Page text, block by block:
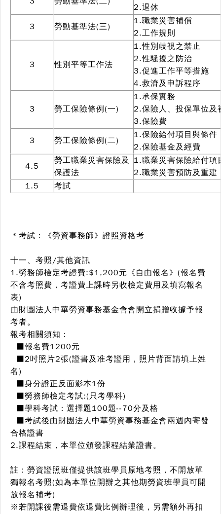
2.退休
3
勞動基準法(三)
1.職業災害補償
2.工作規則
3 性別平等工作法
1.性別歧視之禁止
2.性騷擾之防治
3.促進工作平等措施
4.救濟及申訴程序
3 勞工保險條例(一)
1.承保實務
2.保險人、投保單位及
3.保險費
3
勞工保險條例(二)
1.保險給付項目與條件
2.保險基金及經費
4.5
勞工職業災害保險及
保護法
1.職業災害保險給付項
2.職業災害預防及重建
1.5
考試
＊考試：《勞資事務師》證照資格考
十一、考照/其他資訊
1.勞務師檢定考證費:$1,200元 《自由報名》(報名費
不含考照費，考證費上課時另收檢定費用及填寫報名
表)
由財團法人中華勞資事務基金會會開立捐贈收據予報
考者。
報考相關須知：
■報名費1200元
■2吋照片2張(證書及准考證用，照片背面請填上姓
名)
■身分證正反面影本1份
■勞務師檢定考試:(只考學科)
■學科考試：選擇題100題--70分及格
■考試後由財團法人中華勞資事務基金會兩週內寄發
合格證書
2.課程結束，本單位頒發課程結業證書。
註：勞資證照班僅提供該班學員原地考照，不開放單
獨報名考照(如為本單位開辦之其他期勞資班學員可開
放報名補考)
※若開課後需退費依退費比例辦理後，另需額外再扣